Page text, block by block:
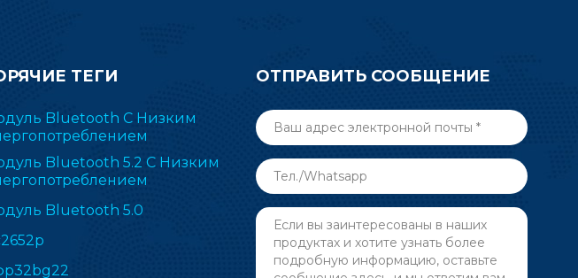
ТЕГИ
Bluetooth С Низким
Bluetooth 5.2 С Низким
Bluetooth 5.0
ОТПРАВИТЬ СООБЩЕНИЕ